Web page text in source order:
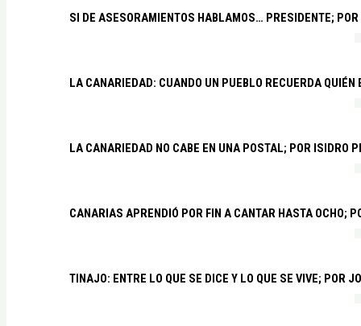
SI DE ASESORAMIENTOS HABLAMOS… PRESIDENTE;
LA CANARIEDAD: CUANDO UN PUEBLO RECUERDA QUIÉN
LA CANARIEDAD NO CABE EN UNA POSTAL; POR ISIDRO
CANARIAS APRENDIÓ POR FIN A CANTAR HASTA OCHO;
TINAJO: ENTRE LO QUE SE DICE Y LO QUE SE VIVE; POR